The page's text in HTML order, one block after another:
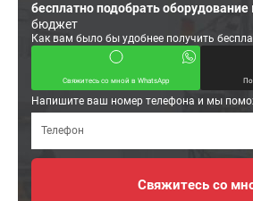
бесплатно подобрать оборудование
бюджет
Как вам было бы удобнее получить
Свяжитесь со мной в WhatsApp
Напишите ваш номер телефона и мы